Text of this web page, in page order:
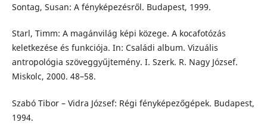
Sontag, Susan: A fényképezésről. Budapest, 1999.
Starl, Timm: A magánvilág képi közege. A kocafotózás
keletkezése és funkciója. In: Családi album. Vizuális
antropológia szöveggyűjtemény. I. Szerk. R. Nagy József.
Miskolc, 2000. 48–58.
Szabó Tibor – Vidra József: Régi fényképezőgépek. Budapest,
1994.